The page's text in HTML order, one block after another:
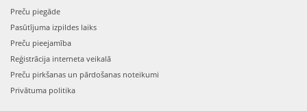
Preču piegāde
Pasūtījuma izpildes laiks
Preču pieejamība
Reģistrācija interneta veikalā
Preču pirkšanas un pārdošanas noteikumi
Privātuma politika